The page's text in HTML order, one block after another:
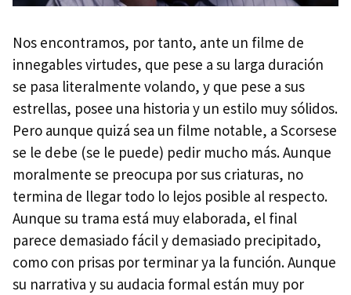
Nos encontramos, por tanto, ante un filme de
innegables virtudes, que pese a su larga duración
se pasa literalmente volando, y que pese a sus
estrellas, posee una historia y un estilo muy sólidos.
Pero aunque quizá sea un filme notable, a Scorsese
se le debe (se le puede) pedir mucho más. Aunque
moralmente se preocupa por sus criaturas, no
termina de llegar todo lo lejos posible al respecto.
Aunque su trama está muy elaborada, el final
parece demasiado fácil y demasiado precipitado,
como con prisas por terminar ya la función. Aunque
su narrativa y su audacia formal están muy por